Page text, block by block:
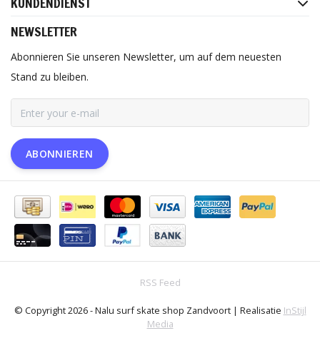
NEWSLETTER
Abonnieren Sie unseren Newsletter, um auf dem neuesten
Stand zu bleiben.
ABONNIEREN
RSS Feed
© Copyright 2026 - Nalu surf skate shop Zandvoort | Realisatie InStijl
Media